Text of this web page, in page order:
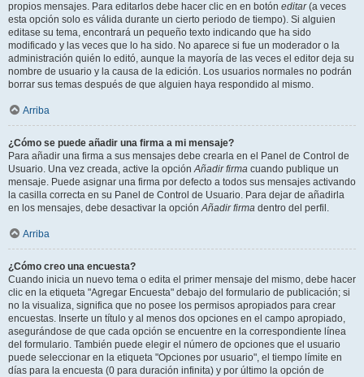
propios mensajes. Para editarlos debe hacer clic en en botón editar(a veces
esta opción solo es válida durante un cierto periodo de tiempo). Si alguien
editase su tema, encontrará un pequeño texto indicando que ha sido
modificado y las veces que lo ha sido. No aparece si fue un moderador o la
administración quién lo editó, aunque la mayoría de las veces el editor deja su
nombre de usuario y la causa de la edición. Los usuarios normales no podrán
borrar sus temas después de que alguien haya respondido al mismo.
Arriba
¿Cómo se puede añadir una firma a mi mensaje?
Para añadir una firma a sus mensajes debe crearla en el Panel de Control de
Usuario. Una vez creada, active la opciónAñadir firma cuando publique un
mensaje. Puede asignar una firma por defecto a todos sus mensajes activando
la casilla correcta en su Panel de Control de Usuario. Para dejar de añadirla
en los mensajes, debe desactivar la opciónAñadir firma dentro del perfil.
Arriba
¿Cómo creo una encuesta?
Cuando inicia un nuevo tema o edita el primer mensaje del mismo, debe hacer
clic en la etiqueta "Agregar Encuesta" debajo del formulario de publicación; si
no la visualiza, significa que no posee los permisos apropiados para crear
encuestas. Inserte un título y al menos dos opciones en el campo apropiado,
asegurándose de que cada opción se encuentre en la correspondiente línea
del formulario. También puede elegir el número de opciones que el usuario
puede seleccionar en la etiqueta "Opciones por usuario", el tiempo límite en
días para la encuesta (0 para duración infinita) y por último la opción de